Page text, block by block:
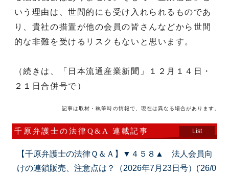
いう理由は、世間的にも受け入れられるものであ
り、貴社の措置が他の会員の皆さんなどから世間
的な非難を受けるリスクもないと思います。
（続きは、「日本流通産業新聞」１２月１４日・
２１日合併号で）
記事は取材・執筆時の情報で、現在は異なる場合があります。
千原弁護士の法律Q&A 連載記事 List
【千原弁護士の法律Ｑ＆Ａ】▼４５８▲ 法人会員向
けの連鎖販売、注意点は？（2026年7月23日号）('26/0